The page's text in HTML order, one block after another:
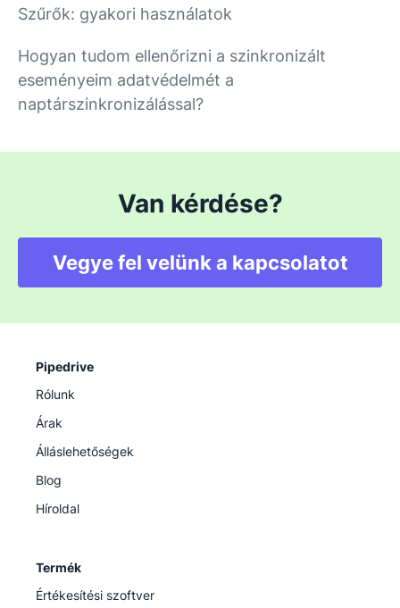
Szűrők: gyakori használatok
Hogyan tudom ellenőrizni a szinkronizált
eseményeim adatvédelmét a
naptárszinkronizálással?
Van kérdése?
Vegye fel velünk a kapcsolatot
Pipedrive
Rólunk
Árak
Álláslehetőségek
Blog
Híroldal
Termék
Értékesítési szoftver